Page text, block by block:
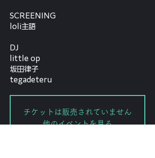
SCREENING
loli主語
DJ
little op
坂田律子
tegadeteru
チケットは販売されていません
他のイベントを見る